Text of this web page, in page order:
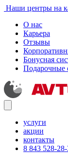
Наши центры на
О нас
Карьера
Отзывы
Бонусная
Подарочные
услуги
акции
контакты
8 843 528-